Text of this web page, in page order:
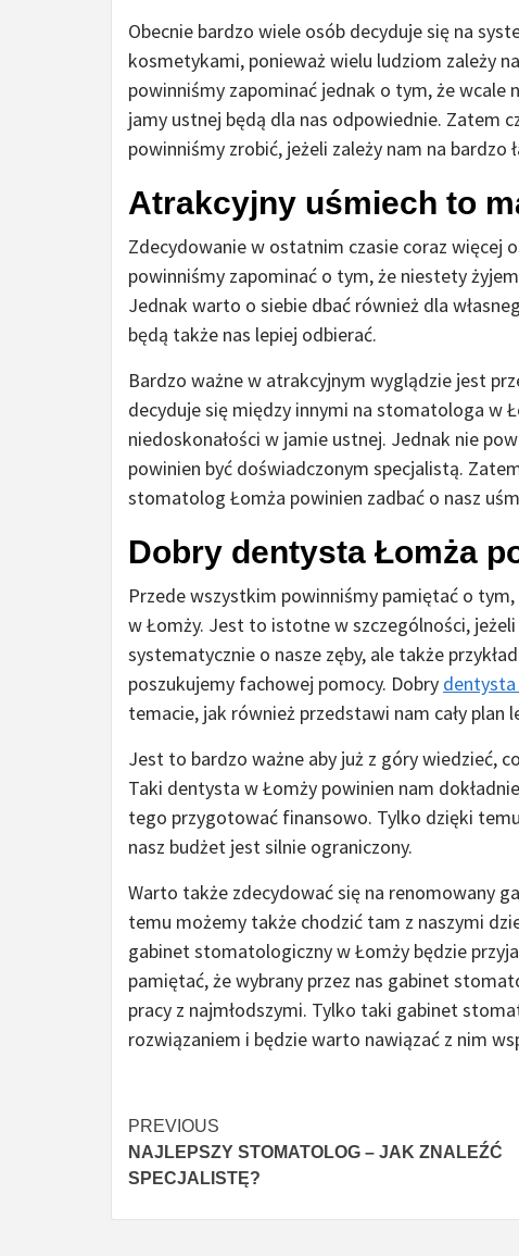
Obecnie bardzo wiele osób decyduje się na
kosmetykami, ponieważ wielu ludziom zależy
powinniśmy zapominać jednak o tym, że
jamy ustnej będą dla nas odpowiednie. Zatem
powinniśmy zrobić, jeżeli zależy nam na bardzo
Atrakcyjny uśmiech to
Zdecydowanie w ostatnim czasie coraz więcej
powinniśmy zapominać o tym, że niestety
Jednak warto o siebie dbać również dla
będą także nas lepiej odbierać.
Bardzo ważne w atrakcyjnym wyglądzie jest
decyduje się między innymi na stomatologa w
niedoskonałości w jamie ustnej. Jednak nie
powinien być doświadczonym specjalistą.
stomatolog Łomża powinien zadbać o nasz
Dobry dentysta Łomża
Przede wszystkim powinniśmy pamiętać o
w Łomży. Jest to istotne w szczególności,
systematycznie o nasze zęby, ale także
poszukujemy fachowej pomocy. Dobry
temacie, jak również przedstawi nam cały plan
Jest to bardzo ważne aby już z góry wiedzieć,
Taki dentysta w Łomży powinien nam
tego przygotować finansowo. Tylko dzięki
nasz budżet jest silnie ograniczony.
Warto także zdecydować się na renomowany
temu możemy także chodzić tam z naszymi
gabinet stomatologiczny w Łomży będzie
pamiętać, że wybrany przez nas gabinet
pracy z najmłodszymi. Tylko taki gabinet
rozwiązaniem i będzie warto nawiązać z nim
Continue
Reading
PREVIOUS
NAJLEPSZY STOMATOLOG – JAK ZNALEŹĆ
SPECJALISTĘ?